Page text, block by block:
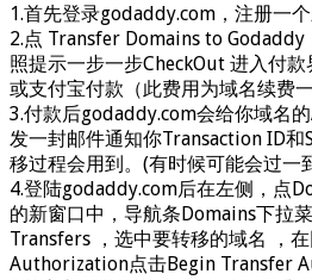
1.首先登录godaddy.com，注册一个
2.点 Transfer Domains to
照提示一步一步CheckOut 进入付
或支付宝付款（此费用为域名续费
3.付款后godaddy.com会给你域名
发一封邮件通知你Transaction ID
移过程会用到。(有时候可能会过一
4.登陆godaddy.com后在左侧，点
的新窗口中，导航条Domains下拉
Transfers ，选中要转移的域名 ，
Authorization点击Begin Transfer